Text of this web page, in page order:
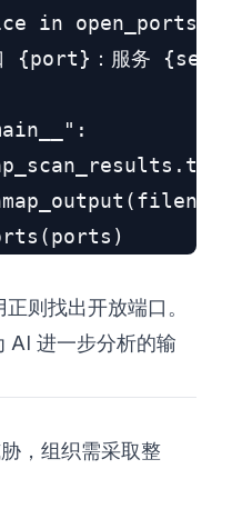
in
{port}：服务
则找出开放端口。
AI 进一步分析的输
，组织需采取整